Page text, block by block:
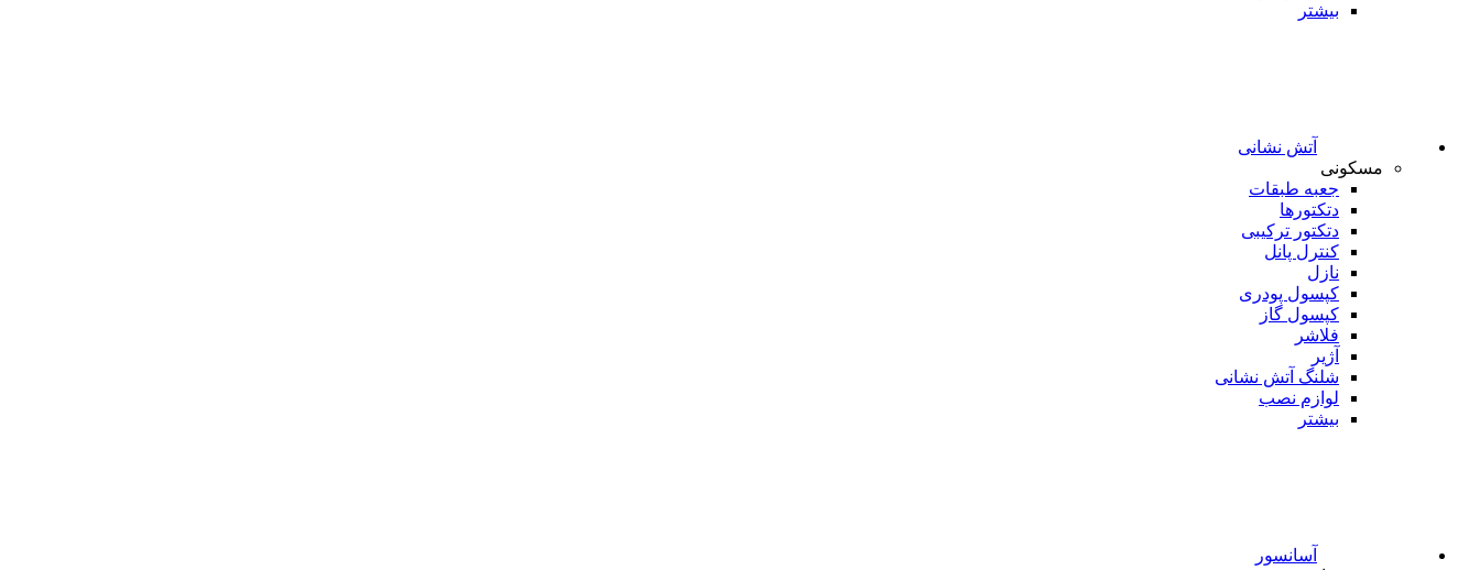
بیشتر
آتش نشانی
مسکونی
جعبه طبقات
دتکتورها
دتکتور ترکیبی
کنترل پانل
نازل
کپسول پودری
کپسول گاز
فلاشر
آژیر
شلنگ آتش نشانی
لوازم نصب
بیشتر
آسانسور